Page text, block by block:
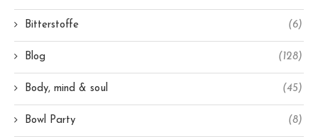
Bitterstoffe (6)
Blog (128)
Body, mind & soul (45)
Bowl Party (8)